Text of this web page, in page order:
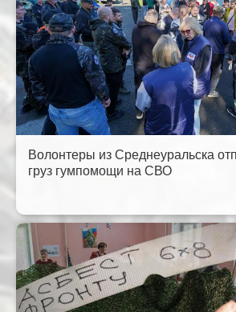
Волонтеры из Среднеуральска
груз гумпомощи на СВО